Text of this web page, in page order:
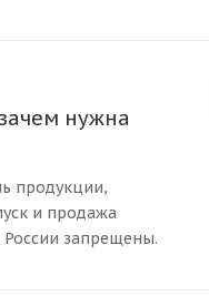
нужна
продукции,
и продажа
России запрещены.